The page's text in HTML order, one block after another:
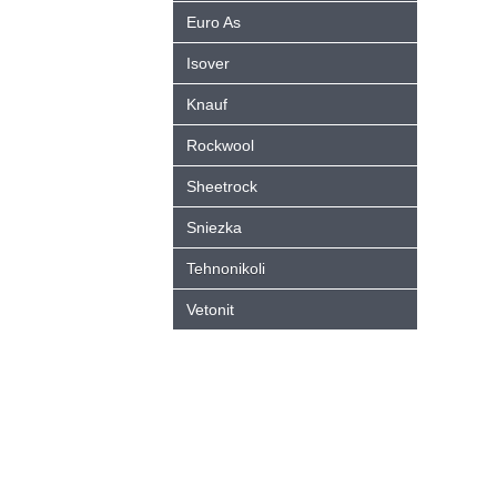
Euro As
Isover
Knauf
Rockwool
Sheetrock
Sniezka
Tehnonikoli
Vetonit